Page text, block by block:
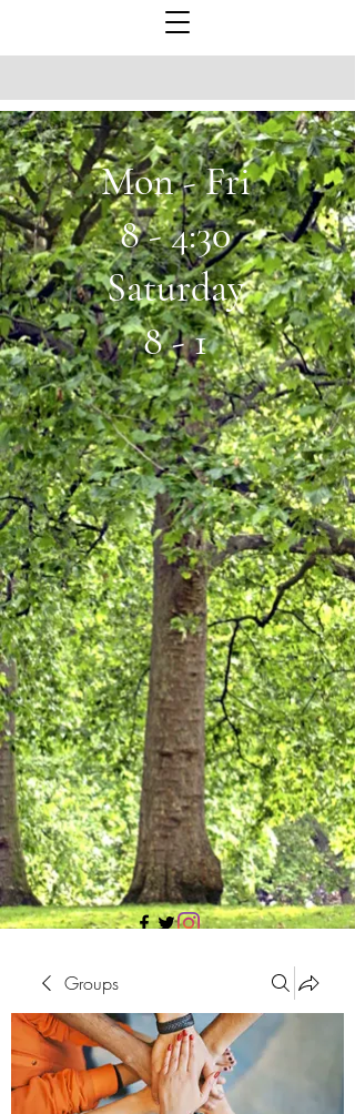
Mon - Fri
8 - 4:30
Saturday
8 - 1
Groups